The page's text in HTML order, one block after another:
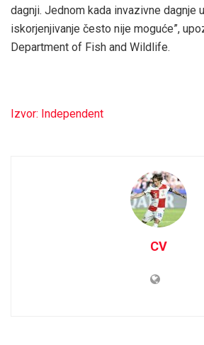
dagnji. Jednom kada invazivne dagnje
iskorjenjivanje često nije moguće”,
Department of Fish and Wildlife.
Izvor: Independent
CV